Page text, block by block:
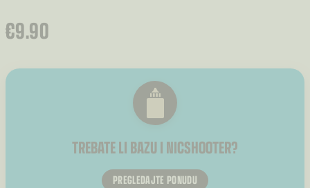
€9.90
TREBATE LI BAZU I NICSHOOTER?
PREGLEDAJTE PONUDU